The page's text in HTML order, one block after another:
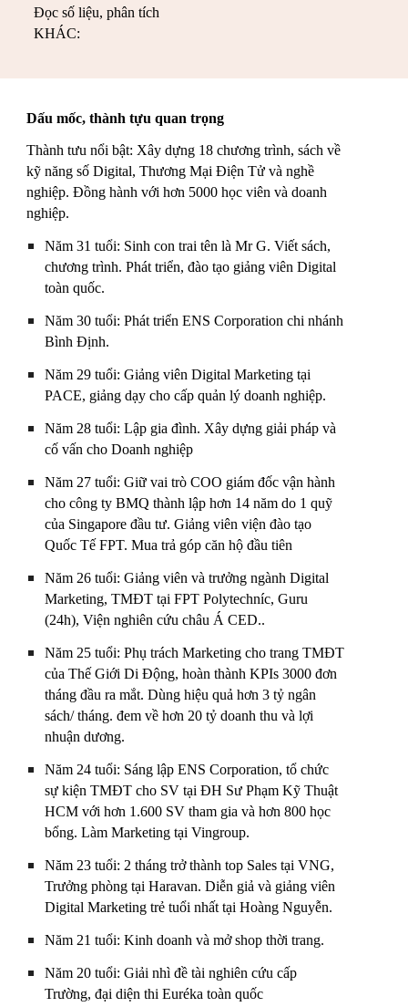
Đọc số liệu, phân tích
KHÁC:
Dấu mốc, thành tựu quan trọng
Thành tưu nổi bật: Xây dựng 18 chương trình, sách về
kỹ năng số Digital, Thương Mại Điện Tử và nghề
nghiệp. Đồng hành với hơn 5000 học viên và doanh
nghiệp.
Năm 31 tuổi: Sinh con trai tên là Mr G. Viết sách,
chương trình. Phát triển, đào tạo giảng viên Digital
toàn quốc.
Năm 30 tuổi: Phát triển ENS Corporation chi nhánh
Bình Định.
Năm 29 tuổi: Giảng viên Digital Marketing tại
PACE, giảng dạy cho cấp quản lý doanh nghiệp.
Năm 28 tuổi: Lập gia đình. Xây dựng giải pháp và
cố vấn cho Doanh nghiệp
Năm 27 tuổi: Giữ vai trò COO giám đốc vận hành
cho công ty BMQ thành lập hơn 14 năm do 1 quỹ
của Singapore đầu tư. Giảng viên viện đào tạo
Quốc Tế FPT. Mua trả góp căn hộ đầu tiên
Năm 26 tuổi: Giảng viên và trưởng ngành Digital
Marketing, TMĐT tại FPT Polytechníc, Guru
(24h), Viện nghiên cứu châu Á CED..
Năm 25 tuổi: Phụ trách Marketing cho trang TMĐT
của Thế Giới Di Động, hoàn thành KPIs 3000 đơn
tháng đầu ra mắt. Dùng hiệu quả hơn 3 tỷ ngân
sách/ tháng. đem về hơn 20 tỷ doanh thu và lợi
nhuận dương.
Năm 24 tuổi: Sáng lập ENS Corporation, tổ chức
sự kiện TMĐT cho SV tại ĐH Sư Phạm Kỹ Thuật
HCM với hơn 1.600 SV tham gia và hơn 800 học
bổng. Làm Marketing tại Vingroup.
Năm 23 tuổi: 2 tháng trở thành top Sales tại VNG,
Trưởng phòng tại Haravan. Diễn giả và giảng viên
Digital Marketing trẻ tuổi nhất tại Hoàng Nguyễn.
Năm 21 tuổi: Kinh doanh và mở shop thời trang.
Năm 20 tuổi: Giải nhì đề tài nghiên cứu cấp
Trường, đại diện thi Euréka toàn quốc